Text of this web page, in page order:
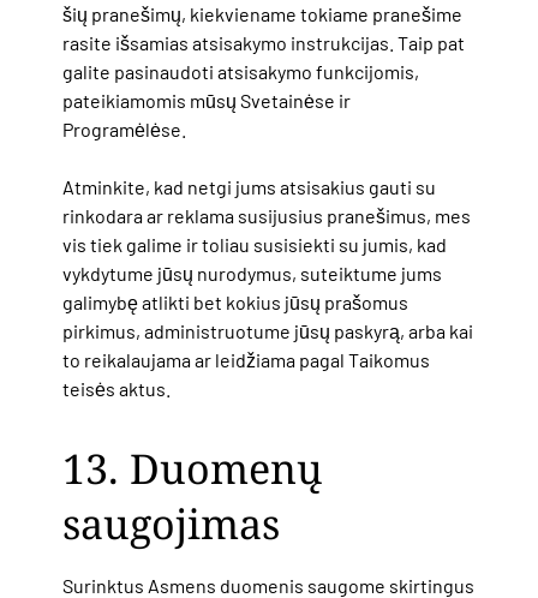
šių pranešimų, kiekviename tokiame pranešime
rasite išsamias atsisakymo instrukcijas. Taip pat
galite pasinaudoti atsisakymo funkcijomis,
pateikiamomis mūsų Svetainėse ir
Programėlėse.
Atminkite, kad netgi jums atsisakius gauti su
rinkodara ar reklama susijusius pranešimus, mes
vis tiek galime ir toliau susisiekti su jumis, kad
vykdytume jūsų nurodymus, suteiktume jums
galimybę atlikti bet kokius jūsų prašomus
pirkimus, administruotume jūsų paskyrą, arba kai
to reikalaujama ar leidžiama pagal Taikomus
teisės aktus.
13. Duomenų
saugojimas
Surinktus Asmens duomenis saugome skirtingus